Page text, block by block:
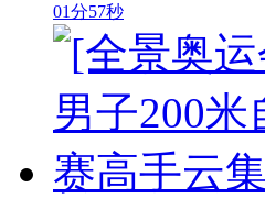
01分57秒